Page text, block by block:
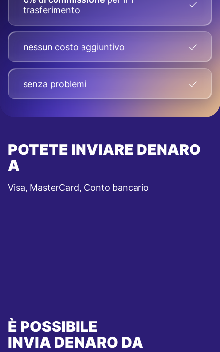
trasferimento
nessun costo aggiuntivo
senza problemi
POTETE INVIARE DENARO
A
Visa, MasterCard, Conto bancario
È POSSIBILE
INVIA DENARO DA